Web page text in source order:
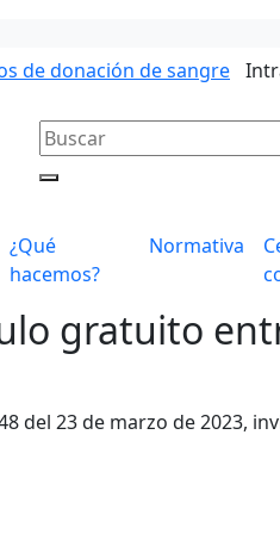
de donación de sangre
¿Qué
hacemos?
Normativa
gratuito
del 23 de marzo de 2023,